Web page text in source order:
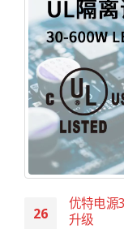
26
优特电源
升级